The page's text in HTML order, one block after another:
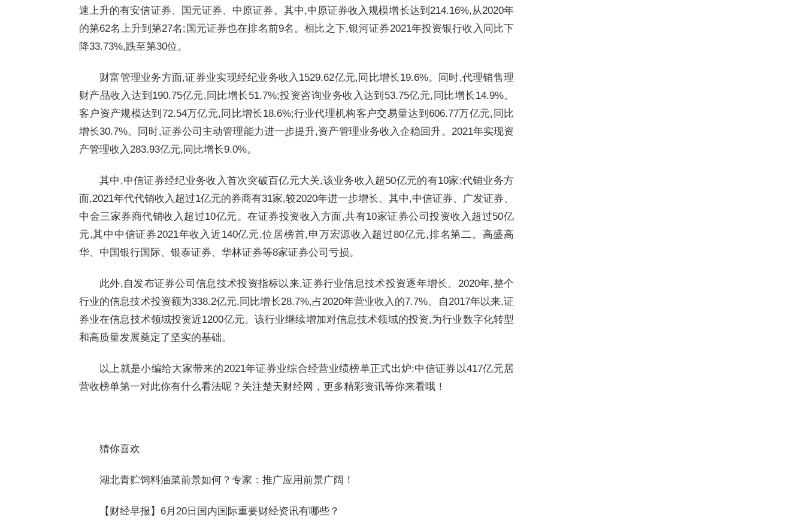
速上升的有安信证券、国元证券、中原证券。其中,中原证券收入规模增长达到214.16%,从2020年
的第62名上升到第27名;国元证券也在排名前9名。相比之下,银河证券2021年投资银行收入同比下
降33.73%,跌至第30位。
财富管理业务方面,证券业实现经纪业务收入1529.62亿元,同比增长19.6%。同时,代理销售理
财产品收入达到190.75亿元,同比增长51.7%;投资咨询业务收入达到53.75亿元,同比增长14.9%。
客户资产规模达到72.54万亿元,同比增长18.6%;行业代理机构客户交易量达到606.77万亿元,同比
增长30.7%。同时,证券公司主动管理能力进一步提升,资产管理业务收入企稳回升。2021年实现资
产管理收入283.93亿元,同比增长9.0%。
其中,中信证券经纪业务收入首次突破百亿元大关,该业务收入超50亿元的有10家;代销业务方
面,2021年代代销收入超过1亿元的券商有31家,较2020年进一步增长。其中,中信证券、广发证券、
中金三家券商代销收入超过10亿元。在证券投资收入方面,共有10家证券公司投资收入超过50亿
元,其中中信证券2021年收入近140亿元,位居榜首,申万宏源收入超过80亿元,排名第二。高盛高
华、中国银行国际、银泰证券、华林证券等8家证券公司亏损。
此外,自发布证券公司信息技术投资指标以来,证券行业信息技术投资逐年增长。2020年,整个
行业的信息技术投资额为338.2亿元,同比增长28.7%,占2020年营业收入的7.7%。自2017年以来,证
券业在信息技术领域投资近1200亿元。该行业继续增加对信息技术领域的投资,为行业数字化转型
和高质量发展奠定了坚实的基础。
以上就是小编给大家带来的2021年证券业综合经营业绩榜单正式出炉:中信证券以417亿元居
营收榜单第一对此你有什么看法呢？关注楚天财经网，更多精彩资讯等你来看哦！
猜你喜欢
湖北青贮饲料油菜前景如何？专家：推广应用前景广阔！
【财经早报】6月20日国内国际重要财经资讯有哪些？